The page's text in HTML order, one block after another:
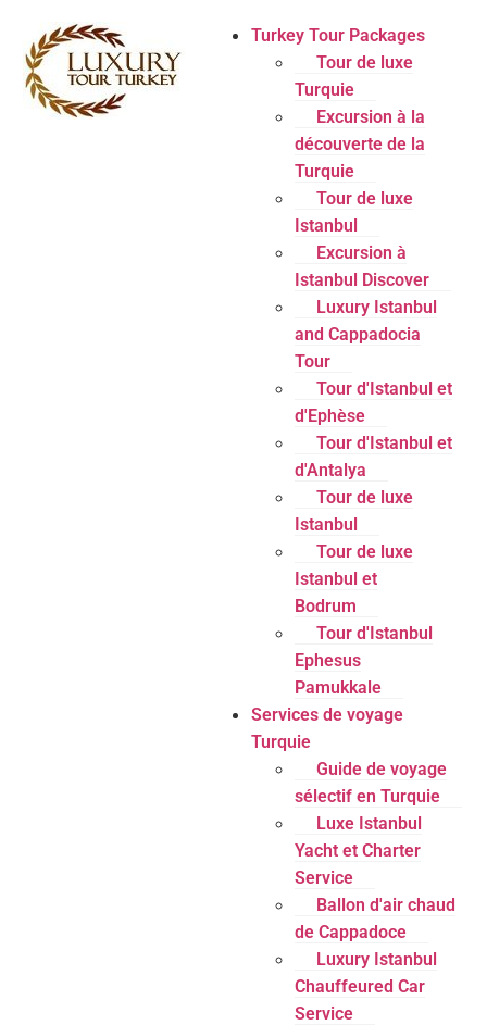
Turkey Tour Packages
Tour de luxe
Turquie
Excursion à la
découverte de la
Turquie
Tour de luxe
Istanbul
Excursion à
Istanbul Discover
Luxury Istanbul
and Cappadocia
Tour
Tour d'Istanbul et
d'Ephèse
Tour d'Istanbul et
d'Antalya
Tour de luxe
Istanbul
Tour de luxe
Istanbul et
Bodrum
Tour d'Istanbul
Ephesus
Pamukkale
Services de voyage
Turquie
Guide de voyage
sélectif en Turquie
Luxe Istanbul
Yacht et Charter
Service
Ballon d'air chaud
de Cappadoce
Luxury Istanbul
Chauffeured Car
Service